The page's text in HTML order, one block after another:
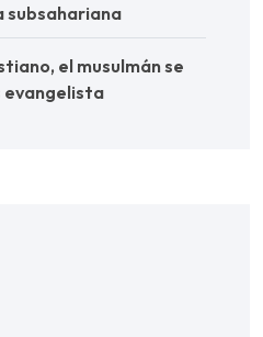
subsahariana
el musulmán se
evangelista